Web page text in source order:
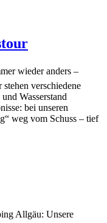
wieder anders –
verschiedene
Wasserstand
bei unseren
weg vom Schuss – tief
Allgäu: Unsere